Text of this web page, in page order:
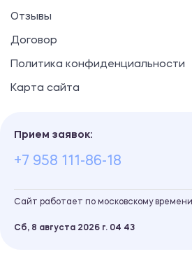
Отзывы
Договор
Политика конфиденциальности
Карта сайта
Прием заявок:
+7 958 111-86-18
Сайт работает по московскому времени
Сб, 8 августа 2026 г. 04 44